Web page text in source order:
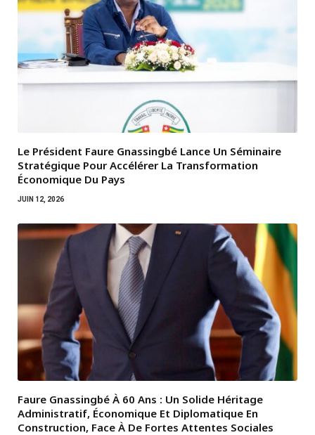
Le Président Faure Gnassingbé Lance Un Séminaire
Stratégique Pour Accélérer La Transformation
Économique Du Pays
JUIN 12, 2026
Faure Gnassingbé À 60 Ans : Un Solide Héritage
Administratif, Économique Et Diplomatique En
Construction, Face À De Fortes Attentes Sociales